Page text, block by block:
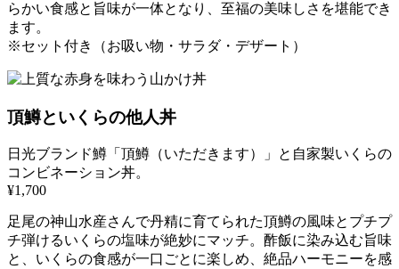
らかい食感と旨味が一体となり、至福の美味しさを堪能でき
ます。
※セット付き（お吸い物・サラダ・デザート）
頂鱒といくらの他人丼
日光ブランド鱒「頂鱒（いただきます）」と自家製いくらの
コンビネーション丼。
¥1,700
足尾の神山水産さんで丹精に育てられた頂鱒の風味とプチプ
チ弾けるいくらの塩味が絶妙にマッチ。酢飯に染み込む旨味
と、いくらの食感が一口ごとに楽しめ、絶品ハーモニーを感